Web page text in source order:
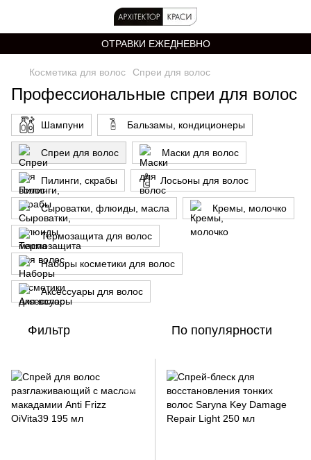
ОТРАВКИ ЕЖЕДНЕВНО
Косметика для волос Спреи для волос
Профессиональные спреи для волос
Шампуни Бальзамы, кондиционеры
Спреи для волос Маски для волос
Пилинги, скрабы Лосьоны для волос
Сыроватки, флюиды, масла Кремы, молочко
Термозащита для волос
Наборы косметики для волос
Аксессуары для волос
Фильтр По популярности